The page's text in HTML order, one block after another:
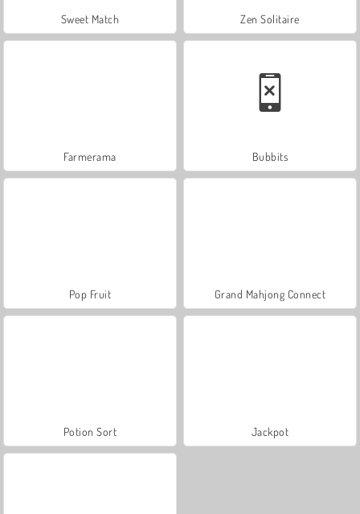
Sweet Match Zen Solitaire
Farmerama Bubbits
Pop Fruit Grand Mahjong Connect
Potion Sort Jackpot